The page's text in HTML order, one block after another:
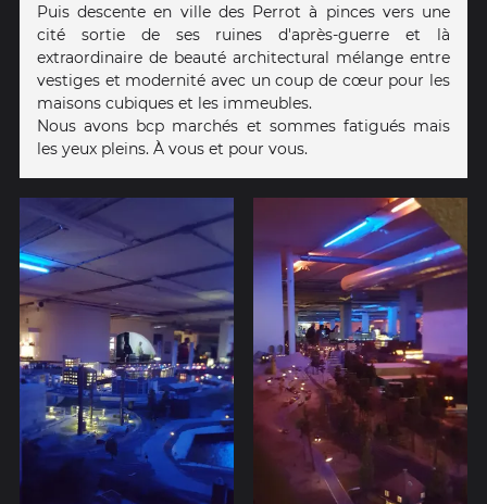
Puis descente en ville des Perrot à pinces vers une
cité sortie de ses ruines d'après-guerre et là
extraordinaire de beauté architectural mélange entre
vestiges et modernité avec un coup de cœur pour les
maisons cubiques et les immeubles.
Nous avons bcp marchés et sommes fatigués mais
les yeux pleins. À vous et pour vous.